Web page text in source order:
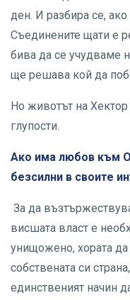
ден. И разбира се,
Съединените щати е
бива да се учудваме
ще решава кой да
Но животът на
глупости.
Ако има любов към
безсилни в своите
За да
висшата власт е
унищожено, хората да
собствената си
единственият начин